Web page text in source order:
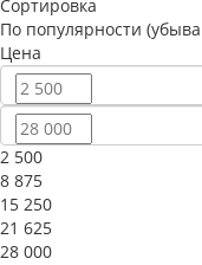
Сортировка
По популярности
Цена
2 500
8 875
15 250
21 625
28 000